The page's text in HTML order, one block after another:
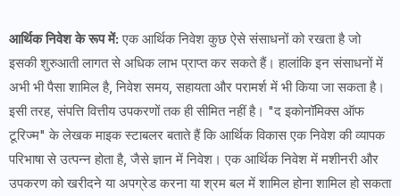
आर्थिक निवेश के रूप में: एक आर्थिक निवेश कुछ ऐसे संसाधनों को रखता है जो
इसकी शुरुआती लागत से अधिक लाभ प्राप्त कर सकते हैं। हालांकि इन संसाधनों में
अभी भी पैसा शामिल है, निवेश समय, सहायता और परामर्श में भी किया जा सकता है।
इसी तरह, संपत्ति वित्तीय उपकरणों तक ही सीमित नहीं है। "द इकोनॉमिक्स ऑफ
टूरिज्म" के लेखक माइक स्टाबलर बताते हैं कि आर्थिक विकास एक निवेश की व्यापक
परिभाषा से उत्पन्न होता है, जैसे ज्ञान में निवेश। एक आर्थिक निवेश में मशीनरी और
उपकरण को खरीदने या अपग्रेड करना या श्रम बल में शामिल होना शामिल हो सकता